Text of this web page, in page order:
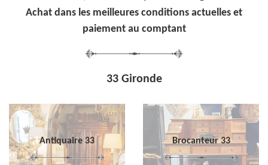
Achat dans les meilleures conditions actuelles et
paiement au comptant
33 Gironde
Antiquaire 33 Brocanteur 33